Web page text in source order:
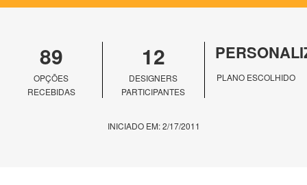
89
OPÇÕES
RECEBIDAS
12
DESIGNERS
PARTICIPANTES
PLANO ESCOLHIDO
INICIADO EM: 2/17/2011